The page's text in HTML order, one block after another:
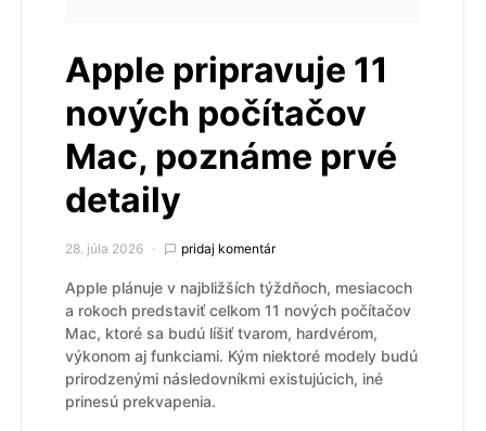
Apple pripravuje 11
nových počítačov
Mac, poznáme prvé
detaily
28. júla 2026 pridaj komentár
Apple plánuje v najbližších týždňoch, mesiacoch
a rokoch predstaviť celkom 11 nových počítačov
Mac, ktoré sa budú líšiť tvarom, hardvérom,
výkonom aj funkciami. Kým niektoré modely budú
prirodzenými následovníkmi existujúcich, iné
prinesú prekvapenia.